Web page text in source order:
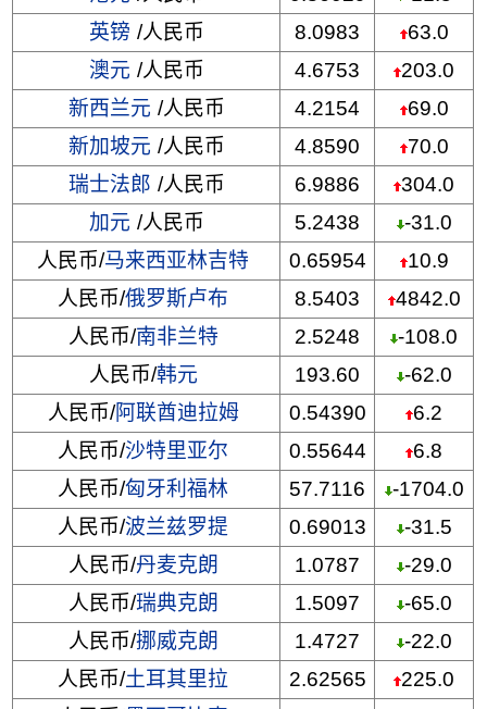
英镑 /人民币 8.0983
63.0
澳元 /人民币 4.6753
203.0
新西兰元 /人民币 4.2154
69.0
新加坡元 /人民币 4.8590
70.0
瑞士法郎 /人民币 6.9886
304.0
加元 /人民币 5.2438
-31.0
人民币/马来西亚林吉特 0.65954
10.9
人民币/俄罗斯卢布 8.5403
4842.0
人民币/南非兰特 2.5248
-108.0
人民币/韩元 193.60
-62.0
人民币/阿联酋迪拉姆 0.54390
6.2
人民币/沙特里亚尔 0.55644
6.8
人民币/匈牙利福林 57.7116
-1704.0
人民币/波兰兹罗提 0.69013
-31.5
人民币/丹麦克朗 1.0787
-29.0
人民币/瑞典克朗 1.5097
-65.0
人民币/挪威克朗 1.4727
-22.0
人民币/土耳其里拉 2.62565
225.0